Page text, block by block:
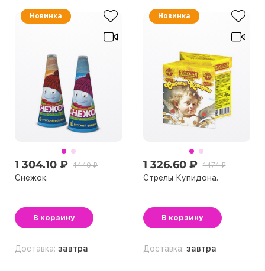
Новинка
1 304.10 ₽ 1449 ₽
Снежок.
В корзину
Доставка: завтра
Новинка
1 326.60 ₽ 1474 ₽
Стрелы Купидона.
В корзину
Доставка: завтра